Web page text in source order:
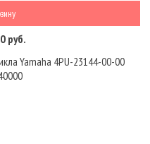
руб.
Yamaha 4PU-23144-00-00